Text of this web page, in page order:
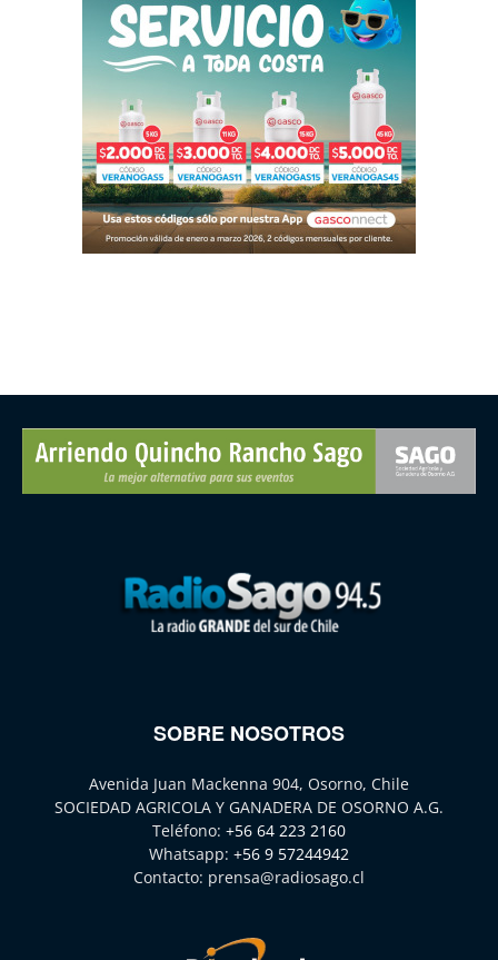
SOBRE NOSOTROS
Avenida Juan Mackenna 904, Osorno, Chile
SOCIEDAD AGRICOLA Y GANADERA DE OSORNO A.G.
Teléfono: +56 64 223 2160
Whatsapp: +56 9 57244942
Contacto: prensa@radiosago.cl